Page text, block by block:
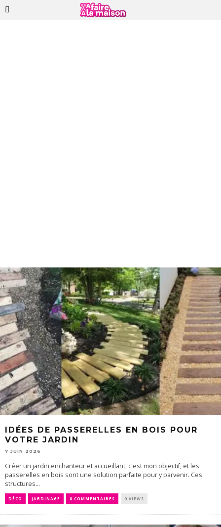
IDÉES DE PASSERELLES EN BOIS POUR
VOTRE JARDIN
7 JUIN 2026
Créer un jardin enchanteur et accueillant, c'est mon objectif, et les
passerelles en bois sont une solution parfaite pour y parvenir. Ces
structures...
DÉCO JARDINAGE 0 COMMENTAIRES 0 VIEWS